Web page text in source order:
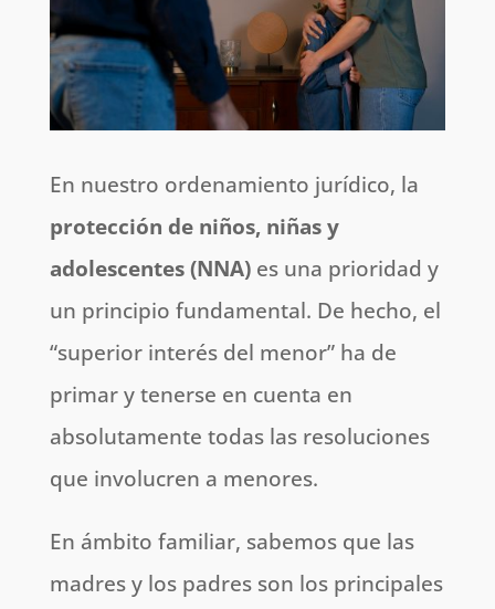
En nuestro ordenamiento jurídico, la
protección de niños, niñas y
adolescentes (NNA)es una prioridad y
un principio fundamental. De hecho, el
“superior interés del menor” ha de
primar y tenerse en cuenta en
absolutamente todas las resoluciones
que involucren a menores.
En ámbito familiar, sabemos que las
madres y los padres son los principales